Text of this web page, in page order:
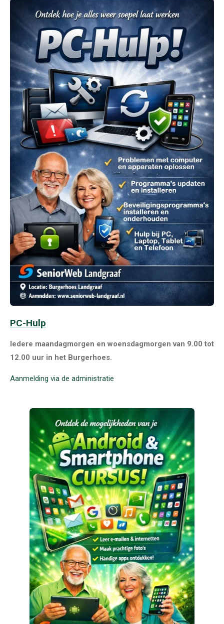
PC-Hulp
Iedere maandagmorgen en woensdagmorgenvan 9.00 tot
12.00 uur in het Burgerhoes.
Aanmelding via de administratie